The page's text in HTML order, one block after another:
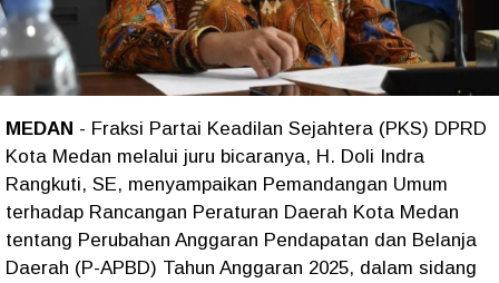
MEDAN - Fraksi Partai Keadilan Sejahtera (PKS) DPRD
Kota Medan melalui juru bicaranya, H. Doli Indra
Rangkuti, SE, menyampaikan Pemandangan Umum
terhadap Rancangan Peraturan Daerah Kota Medan
tentang Perubahan Anggaran Pendapatan dan Belanja
Daerah (P-APBD) Tahun Anggaran 2025, dalam sidang